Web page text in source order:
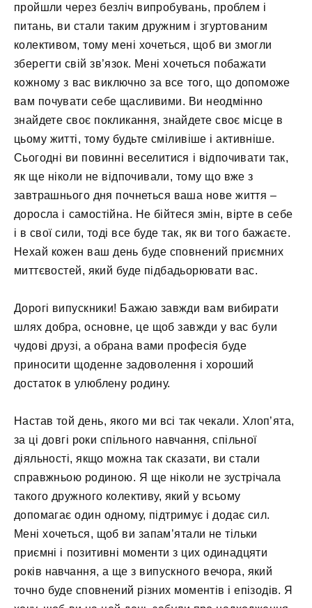
пройшли через безліч випробувань, проблем і
питань, ви стали таким дружним і згуртованим
колективом, тому мені хочеться, щоб ви змогли
зберегти свій зв’язок. Мені хочеться побажати
кожному з вас виключно за все того, що допоможе
вам почувати себе щасливими. Ви неодмінно
знайдете своє покликання, знайдете своє місце в
цьому житті, тому будьте сміливіше і активніше.
Сьогодні ви повинні веселитися і відпочивати так,
як ще ніколи не відпочивали, тому що вже з
завтрашнього дня почнеться ваша нове життя –
доросла і самостійна. Не бійтеся змін, вірте в себе
і в свої сили, тоді все буде так, як ви того бажаєте.
Нехай кожен ваш день буде сповнений приємних
миттєвостей, який буде підбадьорювати вас.
Дорогі випускники! Бажаю завжди вам вибирати
шлях добра, основне, це щоб завжди у вас були
чудові друзі, а обрана вами професія буде
приносити щоденне задоволення і хороший
достаток в улюблену родину.
Настав той день, якого ми всі так чекали. Хлоп’ята,
за ці довгі роки спільного навчання, спільної
діяльності, якщо можна так сказати, ви стали
справжньою родиною. Я ще ніколи не зустрічала
такого дружного колективу, який у всьому
допомагає один одному, підтримує і додає сил.
Мені хочеться, щоб ви запам’ятали не тільки
приємні і позитивні моменти з цих одинадцяти
років навчання, а ще з випускного вечора, який
точно буде сповнений різних моментів і епізодів. Я